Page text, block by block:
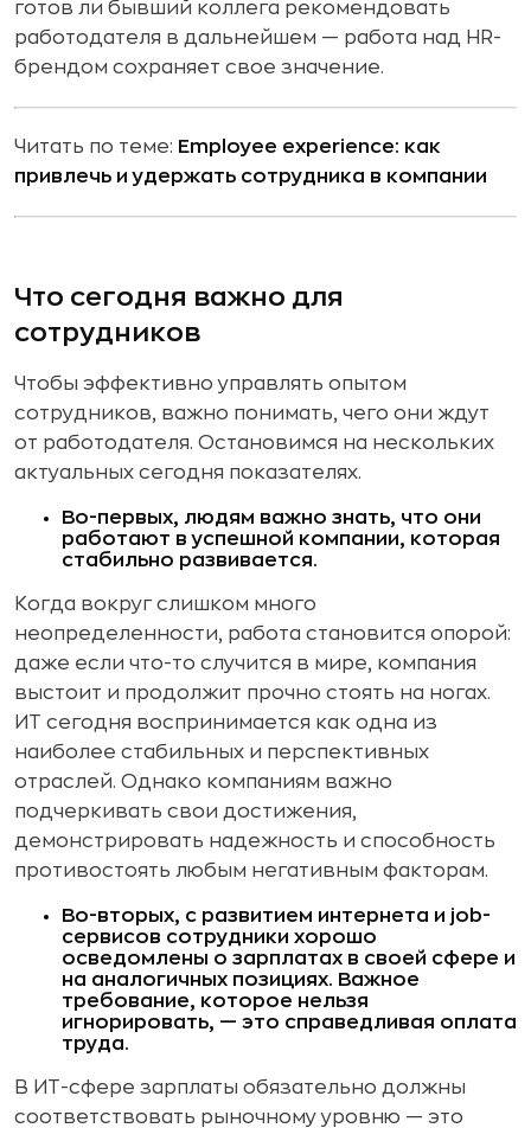
готов ли бывший коллега рекомендовать
работодателя в дальнейшем — работа над HR-
брендом сохраняет свое значение.
Читать по теме: Employee experience: как
привлечь и удержать сотрудника в компании
Что сегодня важно для
сотрудников
Чтобы эффективно управлять опытом
сотрудников, важно понимать, чего они ждут
от работодателя. Остановимся на нескольких
актуальных сегодня показателях.
Во-первых, людям важно знать, что они
работают в успешной компании, которая
стабильно развивается.
Когда вокруг слишком много
неопределенности, работа становится опорой:
даже если что-то случится в мире, компания
выстоит и продолжит прочно стоять на ногах.
ИТ сегодня воспринимается как одна из
наиболее стабильных и перспективных
отраслей. Однако компаниям важно
подчеркивать свои достижения,
демонстрировать надежность и способность
противостоять любым негативным факторам.
Во-вторых, с развитием интернета и job-
сервисов сотрудники хорошо
осведомлены о зарплатах в своей сфере и
на аналогичных позициях. Важное
требование, которое нельзя
игнорировать, — это справедливая оплата
труда.
В ИТ-сфере зарплаты обязательно должны
соответствовать рыночному уровню — это